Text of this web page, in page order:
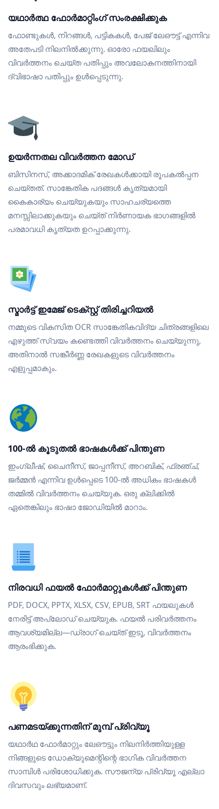
യഥാർത്ഥ ഫോർമാറ്റിംഗ് സംരക്ഷിക്കുക
ഫോണ്ടുകൾ, നിറങ്ങൾ, പട്ടികകൾ, പേജ് ലേഔട്ട് എന്നിവ
അതേപടി നിലനിൽക്കുന്നു. ഓരോ ഫയലിലും
വിവർത്തനം ചെയ്ത പതിപ്പും അവലോകനത്തിനായി
ദ്വിഭാഷാ പതിപ്പും ഉൾപ്പെടുന്നു.
ഉയർന്നതല വിവർത്തന മോഡ്
ബിസിനസ്, അക്കാദമിക് രേഖകൾക്കായി രൂപകൽപ്പന
ചെയ്തത്. സാങ്കേതിക പദങ്ങൾ കൃത്യമായി
കൈകാര്യം ചെയ്യുകയും സാഹചര്യത്തെ
മനസ്സിലാക്കുകയും ചെയ്ത് നിർണായക ഭാഗങ്ങളിൽ
പരമാവധി കൃത്യത ഉറപ്പാക്കുന്നു.
സ്മാർട്ട് ഇമേജ് ടെക്സ്റ്റ് തിരിച്ചറിയൽ
നമ്മുടെ വികസിത OCR സാങ്കേതികവിദ്യ ചിത്രങ്ങളിലെ
എഴുത്ത് സ്വയം കണ്ടെത്തി വിവർത്തനം ചെയ്യുന്നു,
അതിനാൽ സങ്കീർണ്ണ രേഖകളുടെ വിവർത്തനം
എളുപ്പമാകും.
100-ൽ കൂടുതൽ ഭാഷകൾക്ക് പിന്തുണ
ഇംഗ്ലീഷ്, ചൈനീസ്, ജാപ്പനീസ്, അറബിക്, ഫ്രഞ്ച്,
ജർമ്മൻ എന്നിവ ഉൾപ്പെടെ 100-ൽ അധികം ഭാഷകൾ
തമ്മിൽ വിവർത്തനം ചെയ്യുക. ഒരു ക്ലിക്കിൽ
ഏതെങ്കിലും ഭാഷാ ജോഡിയിൽ മാറാം.
നിരവധി ഫയൽ ഫോർമാറ്റുകൾക്ക് പിന്തുണ
PDF, DOCX, PPTX, XLSX, CSV, EPUB, SRT ഫയലുകൾ
നേരിട്ട് അപ്‌ലോഡ് ചെയ്യുക. ഫയൽ പരിവർത്തനം
ആവശ്യമില്ല—ഡ്രാഗ് ചെയ്ത് ഇടൂ, വിവർത്തനം
ആരംഭിക്കുക.
പണമടയ്ക്കുന്നതിന് മുമ്പ് പ്രിവ്യൂ
യഥാർഥ ഫോർമാറ്റും ലേഔട്ടും നിലനിർത്തിയുള്ള
നിങ്ങളുടെ ഡോക്യുമെന്റിന്റെ ഭാഗിക വിവർത്തന
സാമ്പിൾ പരിശോധിക്കുക. സൗജന്യ പ്രിവ്യൂ എല്ലാ
ദിവസവും ലഭ്യമാണ്.